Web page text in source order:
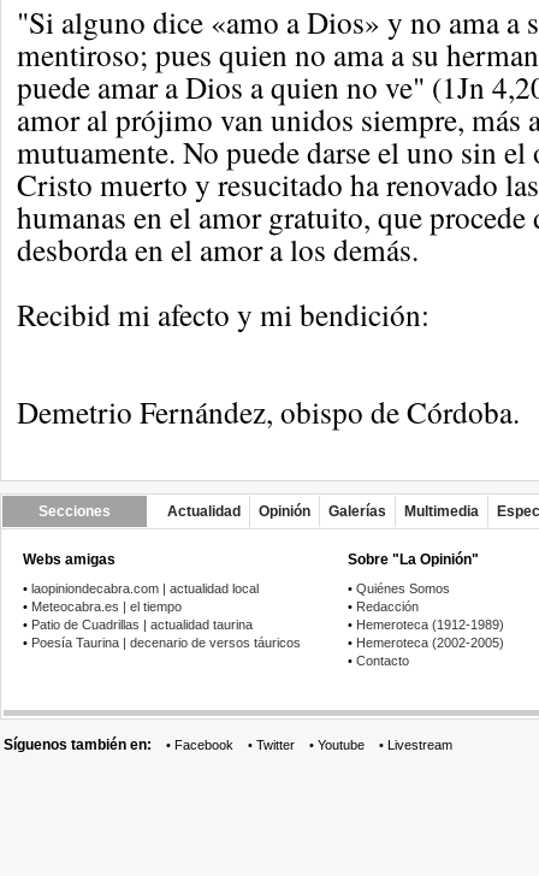
"Si alguno dice «amo a Dios» y no ama a
mentiroso; pues quien no ama a su
puede amar a Dios a quien no ve" (1Jn
amor al prójimo van unidos siempre, más
mutuamente. No puede darse el uno sin el
Cristo muerto y resucitado ha renovado
humanas en el amor gratuito, que procede
desborda en el amor a los demás.
Recibid mi afecto y mi bendición:
Demetrio Fernández, obispo de Córdoba.
Secciones Actualidad Opinión Galerías Multimedia
Webs amigas
• laopiniondecabra.com | actualidad local
• Meteocabra.es | el tiempo
• Patio de Cuadrillas | actualidad taurina
• Poesía Taurina | decenario de versos táuricos
Sobre "La Opinión"
• Quiénes Somos
• Redacción
• Hemeroteca (1912-1989)
• Hemeroteca (2002-2005)
• Contacto
Síguenos también en: • Facebook • Twitter • Youtube • Livestream